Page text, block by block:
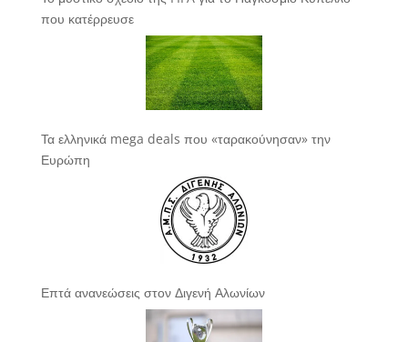
που κατέρρευσε
Τα ελληνικά mega deals που «ταρακούνησαν» την
Ευρώπη
Επτά ανανεώσεις στον Διγενή Αλωνίων